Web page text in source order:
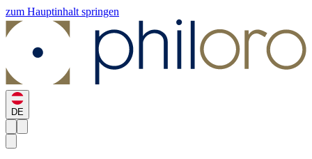
zum Hauptinhalt springen
DE